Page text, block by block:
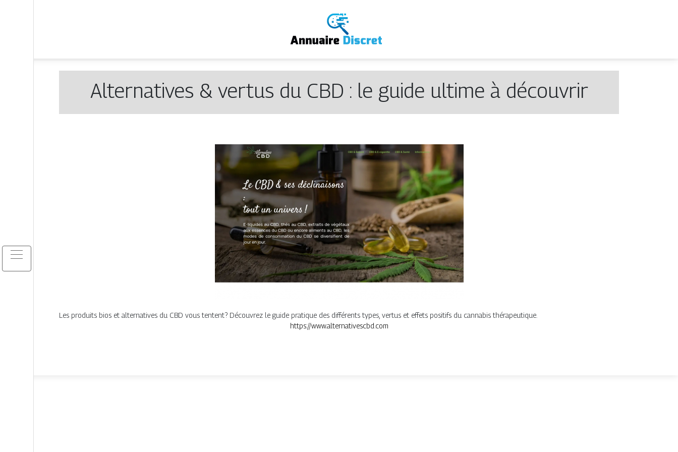
Alternatives & vertus du CBD : le guide ultime à découvrir
Les produits bios et alternatives du CBD vous tentent ? Découvrez le guide pratique des différents types, vertus et effets positifs du cannabis thérapeutique.
https://www.alternativescbd.com